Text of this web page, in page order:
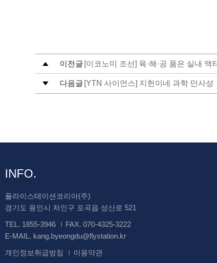
이전글 [이코노미 조선] 육·해·공 품은 실내 액
다음글 [YTN 사이언스] 지헌이네 과학 만사성
INFO.
플라이스테이션코리아(주)
경기도 용인시 처인구 포곡읍 성산로 521
TEL. 1855-3946
FAX. 070-4325-3222
E-MAIL. kang.byeongdu@flystation.kr
개인정보취급방침
이용약관